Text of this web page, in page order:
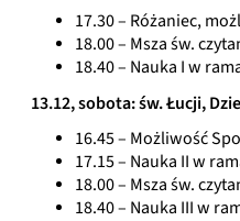
17.30 – Różaniec,
18.00 – Msza św.
18.40 – Nauka I w
13.12, sobota: św. Łucji,
16.45 – Możliwość
17.15 – Nauka II w
18.00– Msza św.
18.40 – Nauka III w